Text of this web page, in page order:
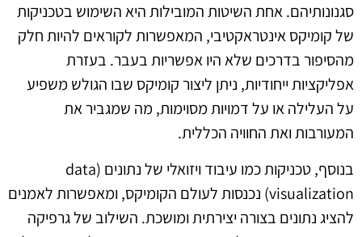
סגנונותיהם. אחת השיטות המובילות היא השימוש בטכניקות
של קומיקס אינטראקטיבי, המאפשרות לקוראים להיות חלק
מהסיפור בדרכים שלא היו אפשריות בעבר. בעזרת
אפליקציות ייחודיות, ניתן ליצור קומיקס שבו הגולש משפיע
על העלילה או על דמויות מסוימות, מה שמגביר את
המעורבות ואת החוויה הכללית.
בנוסף, טכניקות כמו עיבוד ויזואלי של נתונים (data
visualization) נכנסות לעולם הקומיקס, ומאפשרות לאמנים
להציג נתונים בצורה יצירתית ומושכת. השילוב של גרפיקה